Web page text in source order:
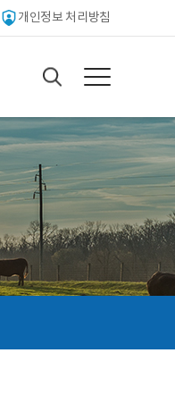
개인정보 처리방침